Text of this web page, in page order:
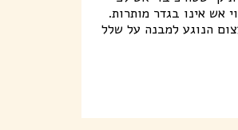
אש אינו בגדר מותרות.
הנוגע למבנה על שלל